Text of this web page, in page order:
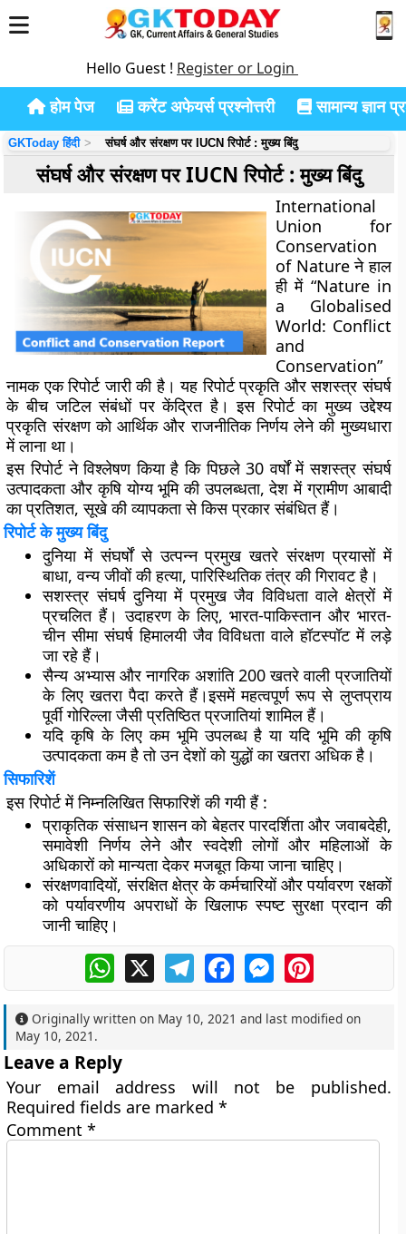
Hello Guest ! Register or Login
होम पेज करेंट अफेयर्स प्रश्नोत्तरी सामान्य ज्ञान
GKToday हिंदी संघर्ष और संरक्षण पर IUCN रिपोर्ट : मुख्य बिंदु
संघर्ष और संरक्षण पर IUCN रिपोर्ट : मुख्य बिंदु
International
Union for
Conservation
of Nature ने हाल
ही में “Nature in
a Globalised
World: Conflict
and
Conservation”
नामक एक रिपोर्ट जारी की है। यह रिपोर्ट प्रकृति और सशस्त्र संघर्ष
के बीच जटिल संबंधों पर केंद्रित है। इस रिपोर्ट का मुख्य उद्देश्य
प्रकृति संरक्षण को आर्थिक और राजनीतिक निर्णय लेने की मुख्यधारा
में लाना था।
इस रिपोर्ट ने विश्लेषण किया है कि पिछले 30 वर्षों में सशस्त्र संघर्ष
उत्पादकता और कृषि योग्य भूमि की उपलब्धता, देश में ग्रामीण आबादी
का प्रतिशत, सूखे की व्यापकता से किस प्रकार संबंधित हैं।
रिपोर्ट के मुख्य बिंदु
दुनिया में संघर्षों से उत्पन्न प्रमुख खतरे संरक्षण प्रयासों में
बाधा, वन्य जीवों की हत्या, पारिस्थितिक तंत्र की गिरावट है।
सशस्त्र संघर्ष दुनिया में प्रमुख जैव विविधता वाले क्षेत्रों में
प्रचलित हैं। उदाहरण के लिए, भारत-पाकिस्तान और भारत-
चीन सीमा संघर्ष हिमालयी जैव विविधता वाले हॉटस्पॉट में लड़े
जा रहे हैं।
सैन्य अभ्यास और नागरिक अशांति 200 खतरे वाली प्रजातियों
के लिए खतरा पैदा करते हैं।इसमें महत्वपूर्ण रूप से लुप्तप्राय
पूर्वी गोरिल्ला जैसी प्रतिष्ठित प्रजातियां शामिल हैं।
यदि कृषि के लिए कम भूमि उपलब्ध है या यदि भूमि की कृषि
उत्पादकता कम है तो उन देशों को युद्धों का खतरा अधिक है।
सिफारिशें
इस रिपोर्ट में निम्नलिखित सिफारिशें की गयी हैं :
प्राकृतिक संसाधन शासन को बेहतर पारदर्शिता और जवाबदेही,
समावेशी निर्णय लेने और स्वदेशी लोगों और महिलाओं के
अधिकारों को मान्यता देकर मजबूत किया जाना चाहिए।
संरक्षणवादियों, संरक्षित क्षेत्र के कर्मचारियों और पर्यावरण रक्षकों
को पर्यावरणीय अपराधों के खिलाफ स्पष्ट सुरक्षा प्रदान की
जानी चाहिए।
WhatsApp
X TelegramFacebookMessengerPinterest
Originally written on May 10, 2021 and last modified on
May 10, 2021 .
Leave a Reply
Your email address will not be published.
Required fields are marked*
Comment*